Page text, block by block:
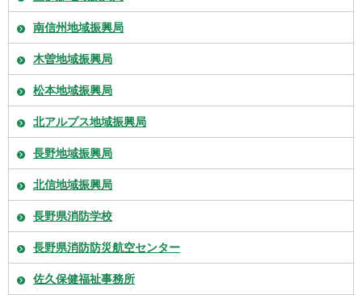
南信州地域振興局
木曽地域振興局
松本地域振興局
北アルプス地域振興局
長野地域振興局
北信地域振興局
長野県消防学校
長野県消防防災航空センター
佐久保健福祉事務所